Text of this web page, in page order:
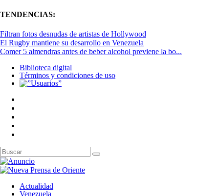
TENDENCIAS:
Filtran fotos desnudas de artistas de Hollywood
El Rugby mantiene su desarrollo en Venezuela
Comer 5 almendras antes de beber alcohol previene la bo...
Biblioteca digital
Términos y condiciones de uso
Actualidad
Venezuela